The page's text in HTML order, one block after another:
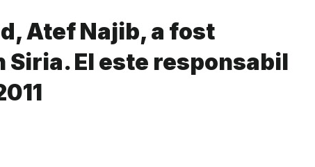
Atef Najib, a fost
El este responsabil